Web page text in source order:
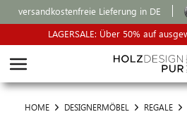
versandkostenfreie Lieferung in DE
LAGERSALE: Über 50% auf
HOME DESIGNERMÖBEL REGALE